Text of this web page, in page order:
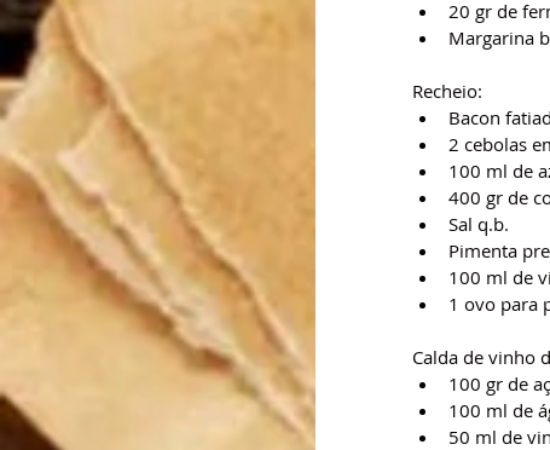
20 gr de
Margarina
Recheio:
Bacon
2 cebolas
100 ml de
400 gr de
Sal q.b.
Pimenta
100 ml de
1 ovo para
Calda de vinho
100 gr de
100 ml de
50 ml de